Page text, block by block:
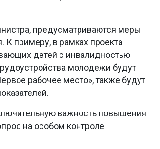
предусматриваются меры
примеру, в рамках проекта
детей с инвалидностью
молодежи будут
рабочее место», также будут
важность повышения
на особом контроле